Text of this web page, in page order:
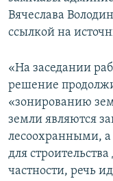
Вячеслава
ссылкой на
«На заседании
решение
«зонированию
земли являются
лесоохранными, а
для
частности, речь